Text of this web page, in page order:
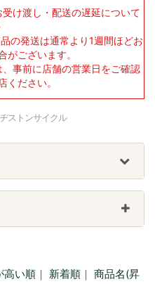
け渡し・配送の遅延について
の発送は通常より1週間ほどお
がございます。
事前に店舗の営業日をご確認
ください。
ストンサイクル
高い順 ｜ 新着順 ｜ 商品名(昇